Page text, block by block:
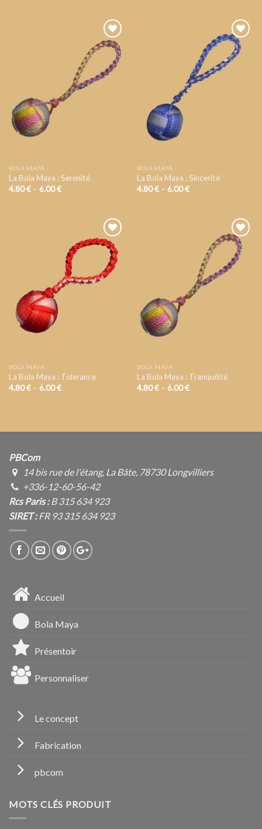
AJOUTER
A VOTRE
LISTE DE
BOLA MAYA
La Bola Maya : Serenité
4.80€– 6.00€
AJOUTER
A VOTRE
BOLA MAYA
La Bola Maya : Sincerité
4.80€– 6.00€
AJOUTER
A VOTRE
LISTE DE
BOLA MAYA
La Bola Maya : Tolerance
4.80€– 6.00€
AJOUTER
A VOTRE
BOLA MAYA
La Bola Maya : Tranquilité
4.80€– 6.00€
PBCom
14 bis rue de l'étang, La Bâte, 78730 Longvilliers
+336-12-60-56-42
Rcs Paris :B 315 634 923
SIRET :FR 93 315 634 923
Accueil
Bola Maya
Présentoir
Personnaliser
Le concept
Fabrication
pbcom
MOTS CLÉS PRODUIT